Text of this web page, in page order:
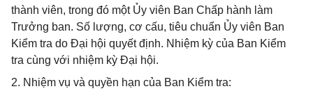
thành viên, trong đó một Ủy viên Ban Chấp hành làm
Trưởng ban. Số lượng, cơ cấu, tiêu chuẩn Ủy viên Ban
Kiểm tra do Đại hội quyết định. Nhiệm kỳ của Ban Kiểm
tra cùng với nhiệm kỳ Đại hội.
2. Nhiệm vụ và quyền hạn của Ban Kiểm tra: